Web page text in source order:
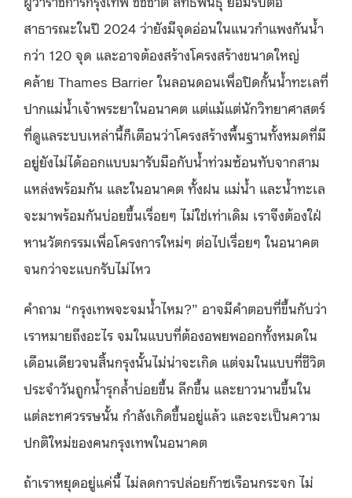
สาธารณะในปี 2024 ว่ายังมีจุดอ่อนในแนวกำแพงกันน้ำ
กว่า 120 จุด และอาจต้องสร้างโครงสร้างขนาดใหญ่
คล้าย Thames Barrier ในลอนดอนเพื่อปิดกั้นน้ำทะเลที่
ปากแม่น้ำเจ้าพระยาในอนาคต แต่แม้แต่นักวิทยาศาสตร์
ที่ดูแลระบบเหล่านี้ก็เตือนว่าโครงสร้างพื้นฐานทั้งหมดที่มี
อยู่ยังไม่ได้ออกแบบมารับมือกับน้ำท่วมซ้อนทับจากสาม
แหล่งพร้อมกัน และในอนาคต ทั้งฝน แม่น้ำ และน้ำทะเล
จะมาพร้อมกันบ่อยขึ้นเรื่อยๆ ไม่ใช่เท่าเดิม เราจึงต้องใฝ่
หานวัตกรรมเพื่อโครงการใหม่ๆ ต่อไปเรื่อยๆ ในอนาคต
จนกว่าจะแบกรับไม่ไหว
คำถาม “กรุงเทพจะจมน้ำไหม?” อาจมีคำตอบที่ขึ้นกับว่า
เราหมายถึงอะไร จมในแบบที่ต้องอพยพออกทั้งหมดใน
เดือนเดียวจนสิ้นกรุงนั้นไม่น่าจะเกิด แต่จมในแบบที่ชีวิต
ประจำวันถูกน้ำรุกล้ำบ่อยขึ้น ลึกขึ้น และยาวนานขึ้นใน
แต่ละทศวรรษนั้น กำลังเกิดขึ้นอยู่แล้ว และจะเป็นความ
ปกติใหม่ของคนกรุงเทพในอนาคต
ถ้าเราหยุดอยู่แค่นี้ ไม่ลดการปล่อยก๊าซเรือนกระจก ไม่